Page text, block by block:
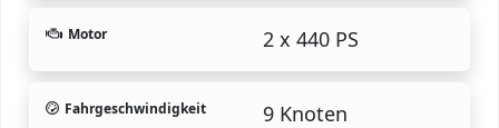
Motor 2 x 440 PS
Fahrgeschwindigkeit 9 Knoten